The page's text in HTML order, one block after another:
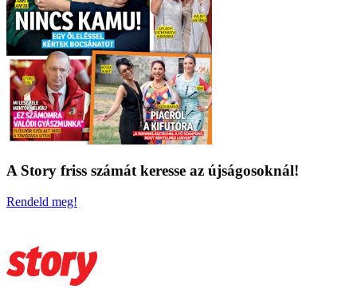
A Story friss számát keresse az újságosoknál!
Rendeld meg!